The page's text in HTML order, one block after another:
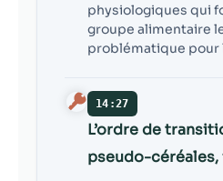
physiologiques qui
groupe alimentaire
problématique pour
14:27
L’ordre de
pseudo-